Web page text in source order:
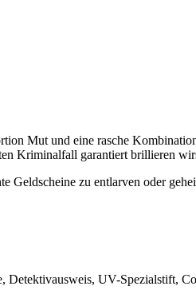
Mut und eine rasche
Kriminalfall garantiert brillieren
Geldscheine zu entlarven oder
UV-Spezialstift,